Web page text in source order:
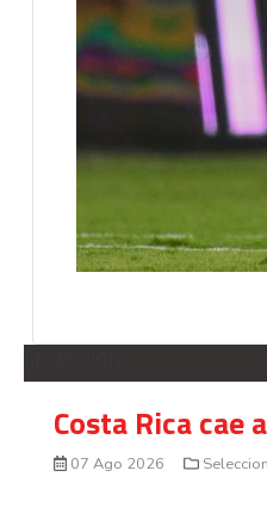
Costa Rica cae
07 Ago 2026 Seleccion